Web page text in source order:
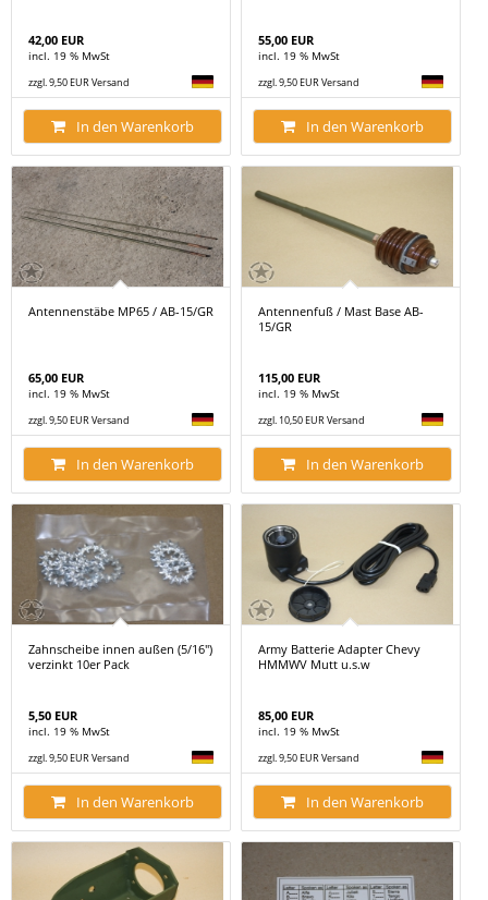
42,00 EUR
incl. 19 % MwSt
zzgl. 9,50 EUR Versand
In den Warenkorb
55,00 EUR
incl. 19 % MwSt
zzgl. 9,50 EUR Versand
In den Warenkorb
Antennenstäbe MP65 / AB-15/GR
65,00 EUR
incl. 19 % MwSt
zzgl. 9,50 EUR Versand
In den Warenkorb
Antennenfuß / Mast Base AB-
15/GR
115,00 EUR
incl. 19 % MwSt
zzgl. 10,50 EUR Versand
In den Warenkorb
Zahnscheibe innen außen (5/16")
verzinkt 10er Pack
5,50 EUR
incl. 19 % MwSt
zzgl. 9,50 EUR Versand
In den Warenkorb
Army Batterie Adapter Chevy
HMMWV Mutt u.s.w
85,00 EUR
incl. 19 % MwSt
zzgl. 9,50 EUR Versand
In den Warenkorb